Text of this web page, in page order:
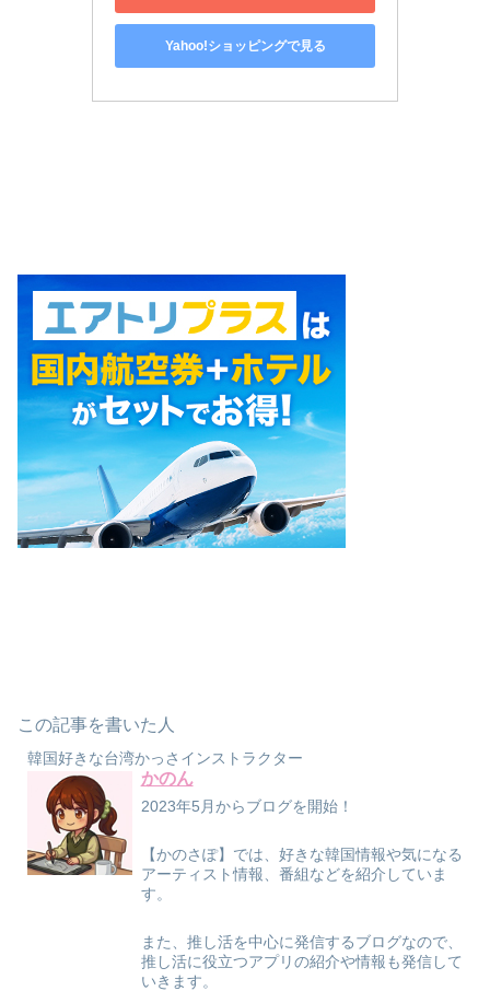
Yahoo!ショッピングで見る
この記事を書いた人
韓国好きな台湾かっさインストラクター
かのん
2023年5月からブログを開始！
【かのさぽ】では、好きな韓国情報や気になる
アーティスト情報、番組などを紹介していま
す。
また、推し活を中心に発信するブログなので、
推し活に役立つアプリの紹介や情報も発信して
いきます。